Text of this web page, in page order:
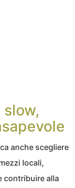
anche scegliere
locali,
contribuire alla